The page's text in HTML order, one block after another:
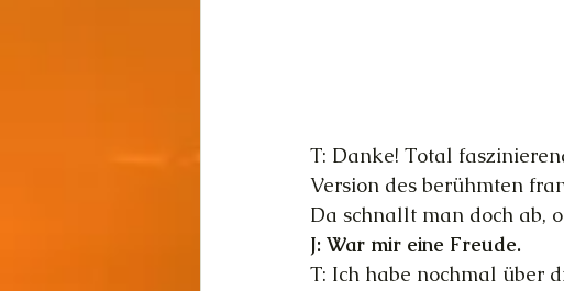
T: Danke! Total
Version des berühmten
Da schnallt man doch ab,
J: War mir eine Freude.
T: Ich habe nochmal über